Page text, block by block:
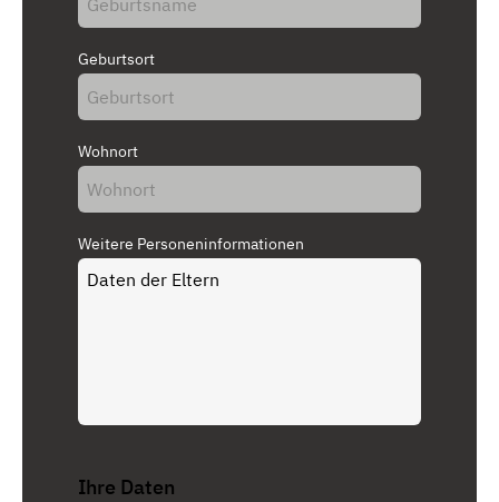
Geburtsort
Wohnort
Weitere Personeninformationen
Ihre Daten